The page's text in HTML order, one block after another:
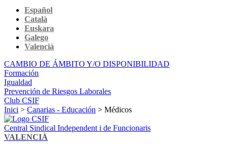
Español
Català
Euskara
Galego
Valencià
CAMBIO DE ÁMBITO Y/O DISPONIBILIDAD
Formación
Igualdad
Prevención de Riesgos Laborales
Club CSIF
Inici > Canarias - Educación > Médicos
Central Sindical Independent i de Funcionaris
VALENCIÀ